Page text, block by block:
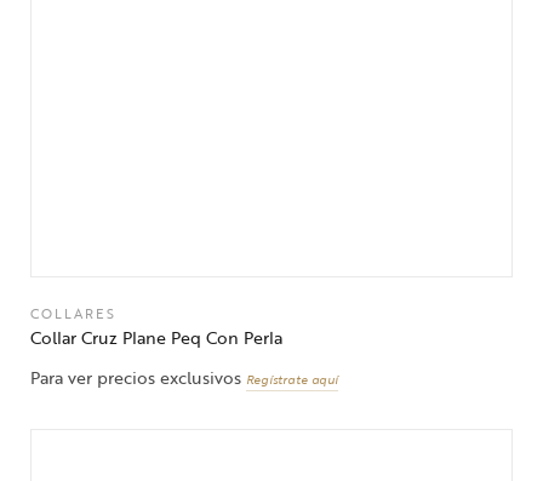
COLLARES
Collar Cruz Plane Peq Con Perla
Para ver precios exclusivos Regístrate aquí